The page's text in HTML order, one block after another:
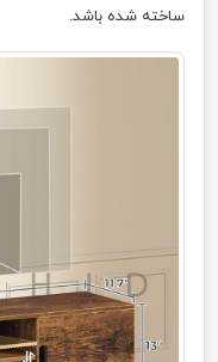
ساخته شده باشد.